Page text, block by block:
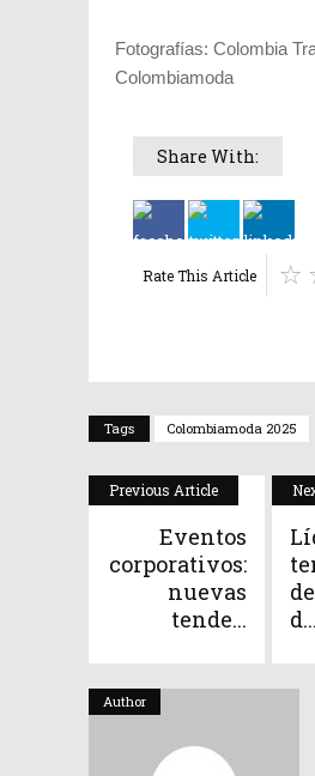
Fotografías: Colombia
Colombiamoda
Share With:
Rate This Article
Tags Colombiamoda 2025
Previous Article
Eventos
corporativos:
nuevas
tende...
d...
Author